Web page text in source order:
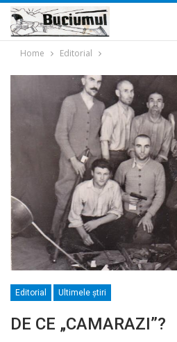
Home Editorial
Editorial Ultimele ştiri
DE CE „CAMARAZI”?